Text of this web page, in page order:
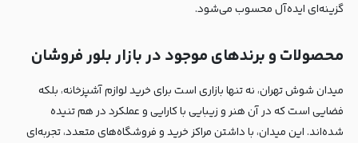
گزینه‌ای ایده‌آل محسوب می‌شود.
محصولات و برندهای موجود در بازار بلور فروشان
میدان شوش تهران، نه تنها بازاری است برای خرید لوازم آشپزخانه، بلکه
فضایی است که در آن هنر و زیبایی با کارایی و عملکرد در هم تنیده
شده‌اند. این میدان، با داشتن مراکز خرید و فروشگاه‌های متعدد، تجربه‌ای